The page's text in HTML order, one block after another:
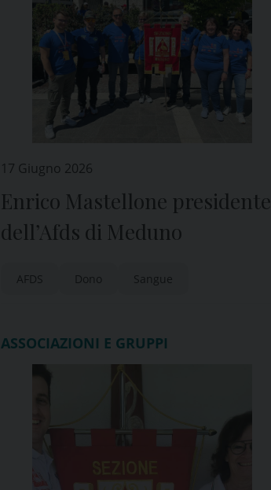
17 Giugno 2026
Enrico Mastellone presidente
dell’Afds di Meduno
AFDS Dono Sangue
ASSOCIAZIONI E GRUPPI